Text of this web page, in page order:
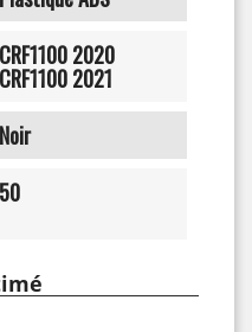
CRF1100 2020
CRF1100 2021
Noir
50